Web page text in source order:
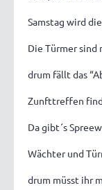
Samstag wird
Die Türmer sind
drum fällt das
Zunfttreffen
Da gibt´s
Wächter und
drum müsst ihr